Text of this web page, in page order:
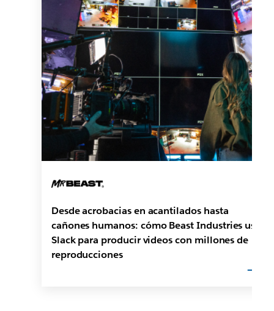
Desde acrobacias en acantilados hasta
cañones humanos: cómo Beast Industries usa
Slack para producir videos con millones de
reproducciones